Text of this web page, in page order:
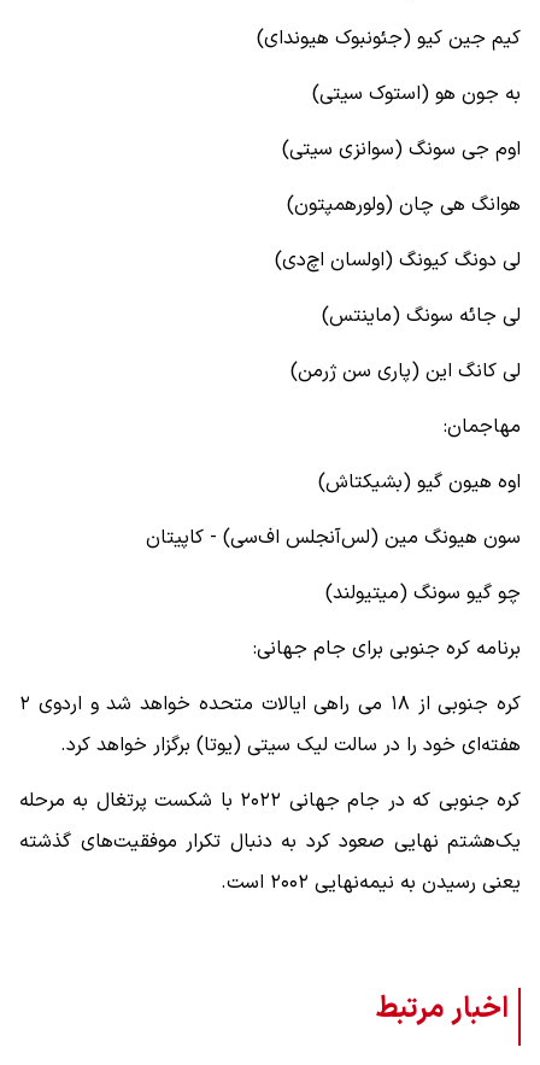
کیم جین کیو (جئونبوک هیوندای)
به جون هو (استوک سیتی)
اوم جی سونگ (سوانزی سیتی)
هوانگ هی چان (ولورهمپتون)
لی دونگ کیونگ (اولسان اچ‌دی)
لی جائه سونگ (ماینتس)
لی کانگ این (پاری سن ژرمن)
مهاجمان:
اوه هیون گیو (بشیکتاش)
سون هیونگ مین (لس‌آنجلس اف‌سی) - کاپیتان
چو گیو سونگ (میتیولند)
برنامه کره جنوبی برای جام جهانی:
کره جنوبی از ۱۸ می راهی ایالات متحده خواهد شد و اردوی ۲
هفته‌ای خود را در سالت لیک سیتی (یوتا) برگزار خواهد کرد.
کره جنوبی که در جام جهانی ۲۰۲۲ با شکست پرتغال به مرحله
یک‌هشتم نهایی صعود کرد به دنبال تکرار موفقیت‌های گذشته
یعنی رسیدن به نیمه‌نهایی ۲۰۰۲ است.
اخبار مرتبط